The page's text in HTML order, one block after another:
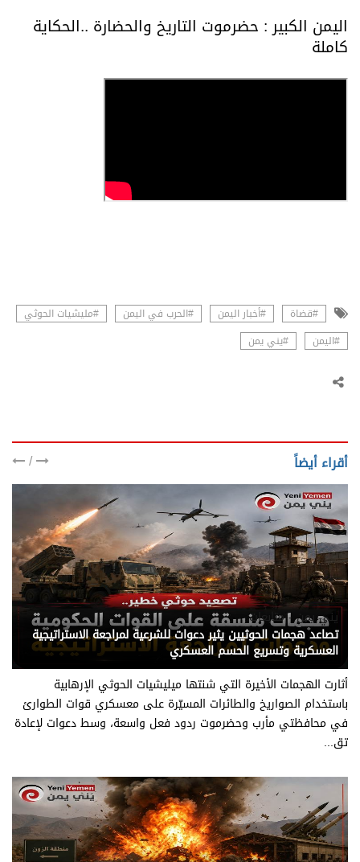
اليمن الكبير : حضرموت التاريخ والحضارة ..الحكاية
كاملة
#قضاة #أخبار اليمن #الحرب في اليمن
#مليشيات الحوثي
#اليمن
#يني يمن
أقراء أيضاً /
يني يمن - متابعات
تصاعد هجمات الحوثيين يثير دعوات للشرعية لمراجعة الاستراتيجية
العسكرية وتسريع الحسم العسكري
أثارت الهجمات الأخيرة التي شنتها ميليشيات الحوثي الإرهابية
باستخدام الصواريخ والطائرات المسيّرة على معسكري قوات الطوارئ
في محافظتي مأرب وحضرموت ردود فعل واسعة، وسط دعوات لإعادة
تق...